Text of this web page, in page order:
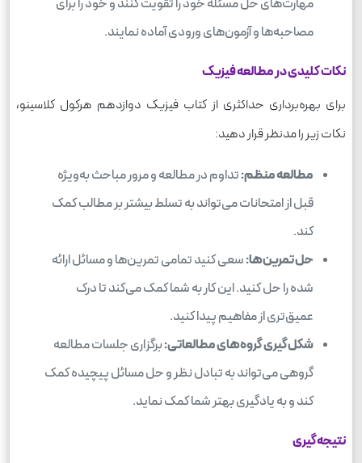
مهارت‌های حل مسئله خود را تقویت کنند و خود را برای
مصاحبه‌ها و آزمون‌های ورودی آماده نمایند.
نکات کلیدی در مطالعه فیزیک
برای بهره‌برداری حداکثری از کتاب فیزیک دوازدهم هرکول کلاسینو،
نکات زیر را مدنظر قرار دهید:
مطالعه منظم:تداوم در مطالعه و مرور مباحث به‌ویژه
قبل از امتحانات می‌تواند به تسلط بیشتر بر مطالب کمک
کند.
حل تمرین‌ها:سعی کنید تمامی تمرین‌ها و مسائل ارائه
شده را حل کنید. این کار به شما کمک می‌کند تا درک
عمیق‌تری از مفاهیم پیدا کنید.
شکل‌گیری گروه‌های مطالعاتی:برگزاری جلسات مطالعه
گروهی می‌تواند به تبادل نظر و حل مسائل پیچیده کمک
کند و به یادگیری بهتر شما کمک نماید.
نتیجه‌گیری